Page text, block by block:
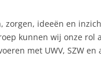
zorgen, ideeën en
kunnen wij onze rol
met UWV, SZW